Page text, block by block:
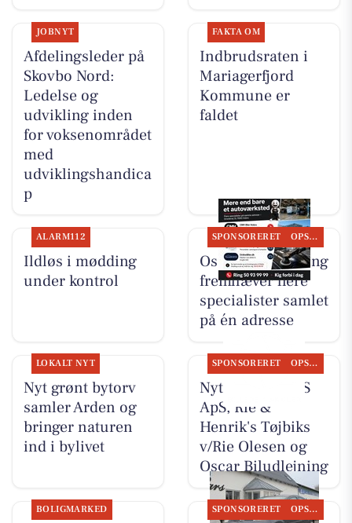
JOBNYT
Afdelingsleder på
Skovbo Nord:
Ledelse og
udvikling inden
for voksenområdet
med
udviklingshandica
p
FAKTA OM
Indbrudsraten i
Mariagerfjord
Kommune er
faldet
ALARM112
Ildløs i mødding
under kontrol
SPONSORERET OPSLAGSTAVLEN
Oscar Biludlejning
fremhæver flere
specialister samlet
på én adresse
LOKALT NYT
Nyt grønt bytorv
samler Arden og
bringer naturen
ind i bylivet
SPONSORERET OPSLAGSTAVLEN
Nyt fra TT CARS
ApS, Rie &
Henrik's Tøjbiks
v/Rie Olesen og
Oscar Biludlejning
BOLIGMARKED SPONSORERET OPSLAGSTAVLEN